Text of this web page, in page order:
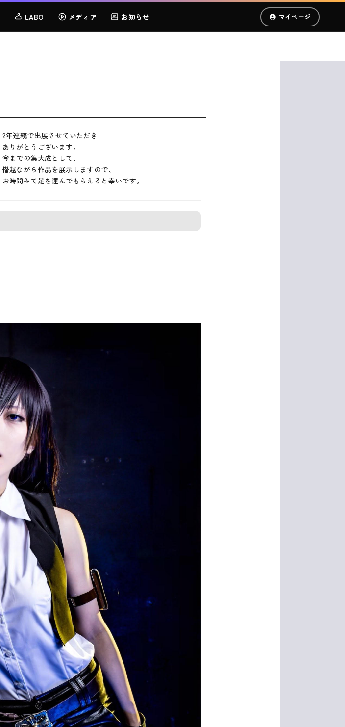
LABO メディア お知らせ マイページ
2年連続で出展させていただき
ありがとうございます。
今までの集大成として、
僭越ながら作品を展示しますので、
お時間みて足を運んでもらえると幸いです。